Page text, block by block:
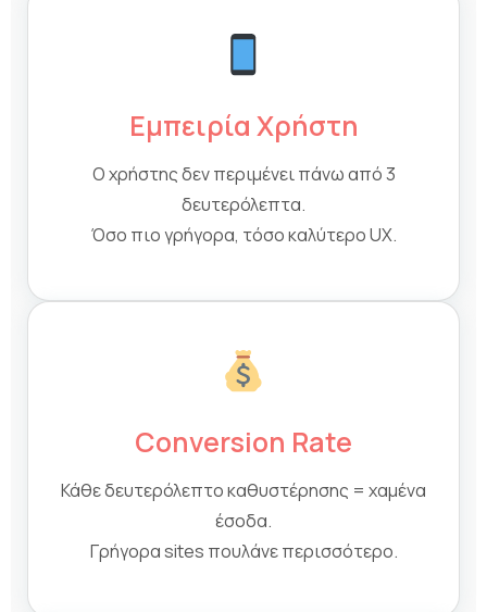
Εμπειρία Χρήστη
Ο χρήστης δεν περιμένει πάνω από 3
δευτερόλεπτα.
Όσο πιο γρήγορα, τόσο καλύτερο UX.
Conversion Rate
Κάθε δευτερόλεπτο καθυστέρησης = χαμένα
έσοδα.
Γρήγορα sites πουλάνε περισσότερο.